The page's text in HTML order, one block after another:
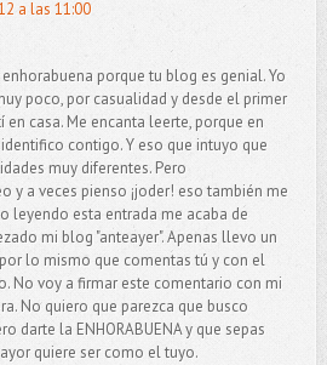
a las 11:00
enhorabuena porque tu blog es genial. Yo
poco, por casualidad y desde el primer
casa. Me encanta leerte, porque en
contigo. Y eso que intuyo que
muy diferentes. Pero
y a veces pienso ¡joder! eso también me
leyendo esta entrada me acaba de
mi blog "anteayer". Apenas llevo un
lo mismo que comentas tú y con el
No voy a firmar este comentario con mi
No quiero que parezca que busco
darte la ENHORABUENA y que sepas
quiere ser como el tuyo.